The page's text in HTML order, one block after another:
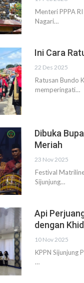
Menteri PPPA
Nagari…
Ini Cara
22 Des 2025
Ratusan Bundo
memperingati…
Dibuka
Meriah
23 Nov 2025
Festival
Sijunjung…
Api
dengan
10 Nov 2025
KPPN Sijunjung
…